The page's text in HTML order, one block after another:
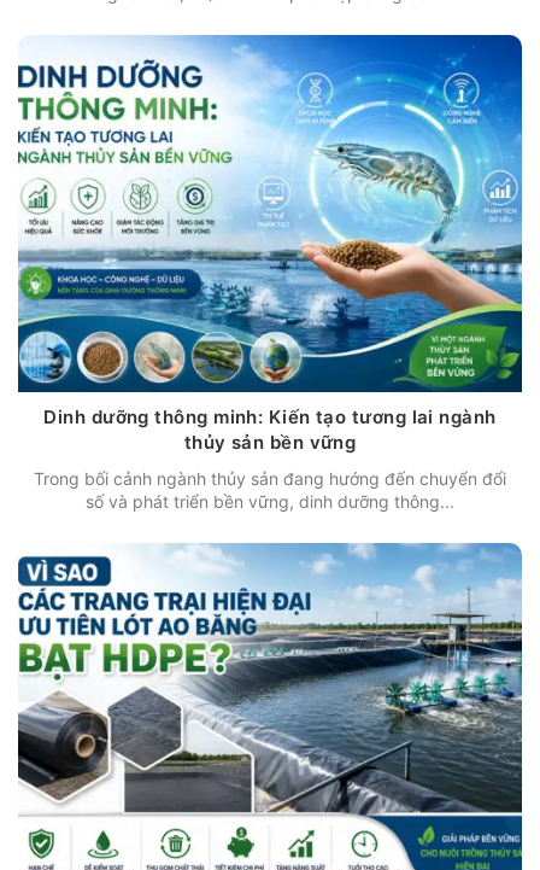
Dinh dưỡng thông minh: Kiến tạo tương lai ngành
thủy sản bền vững
Trong bối cảnh ngành thủy sản đang hướng đến chuyển đổi
số và phát triển bền vững, dinh dưỡng thông...